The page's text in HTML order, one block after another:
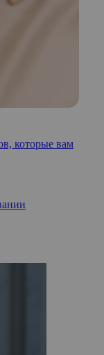
которые вам